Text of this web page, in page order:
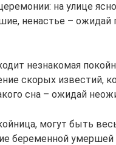
на улице
ненастье –
незнакомая
скорых известий,
сна – ожидай
могут быть
беременной